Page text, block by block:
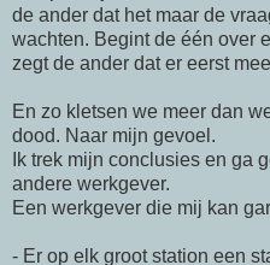
de ander dat het maar de
wachten. Begint de één over
zegt de ander dat er eerst
En zo kletsen we meer dan
dood. Naar mijn gevoel.
Ik trek mijn conclusies en ga
andere werkgever.
Een werkgever die mij kan
- Er op elk groot station een